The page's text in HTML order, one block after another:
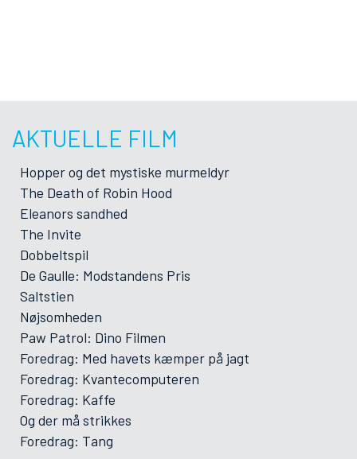
AKTUELLE FILM
Hopper og det mystiske murmeldyr
The Death of Robin Hood
Eleanors sandhed
The Invite
Dobbeltspil
De Gaulle: Modstandens Pris
Saltstien
Nøjsomheden
Paw Patrol: Dino Filmen
Foredrag: Med havets kæmper på jagt
Foredrag: Kvantecomputeren
Foredrag: Kaffe
Og der må strikkes
Foredrag: Tang